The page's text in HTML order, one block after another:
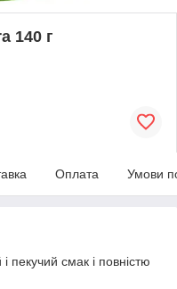
140 г
Оплата Умови
пекучий смак і повністю